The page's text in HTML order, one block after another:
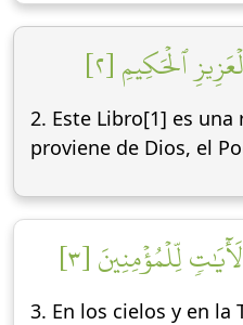
ٱلۡحَكِيمِ [٢]
2. Este Libro[1] es una
proviene de Dios, el
لِّلۡمُؤۡمِنِينَ [٣]
3. En los cielos y en la